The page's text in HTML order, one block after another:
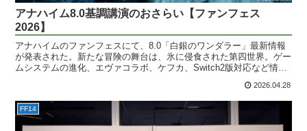
アナハイム8.0基調講演のおさらい【ファンフェス
2026】
アナハイムのファンフェスにて、8.0「白銀のワンダラー」最新情報
が発表された。新たな冒険の舞台は、氷に侵食された第四世界。ゲー
ムシステムの進化、エヴァコラボ、ケフカ、Switch2版対応など情報
2026.04.28
FF14